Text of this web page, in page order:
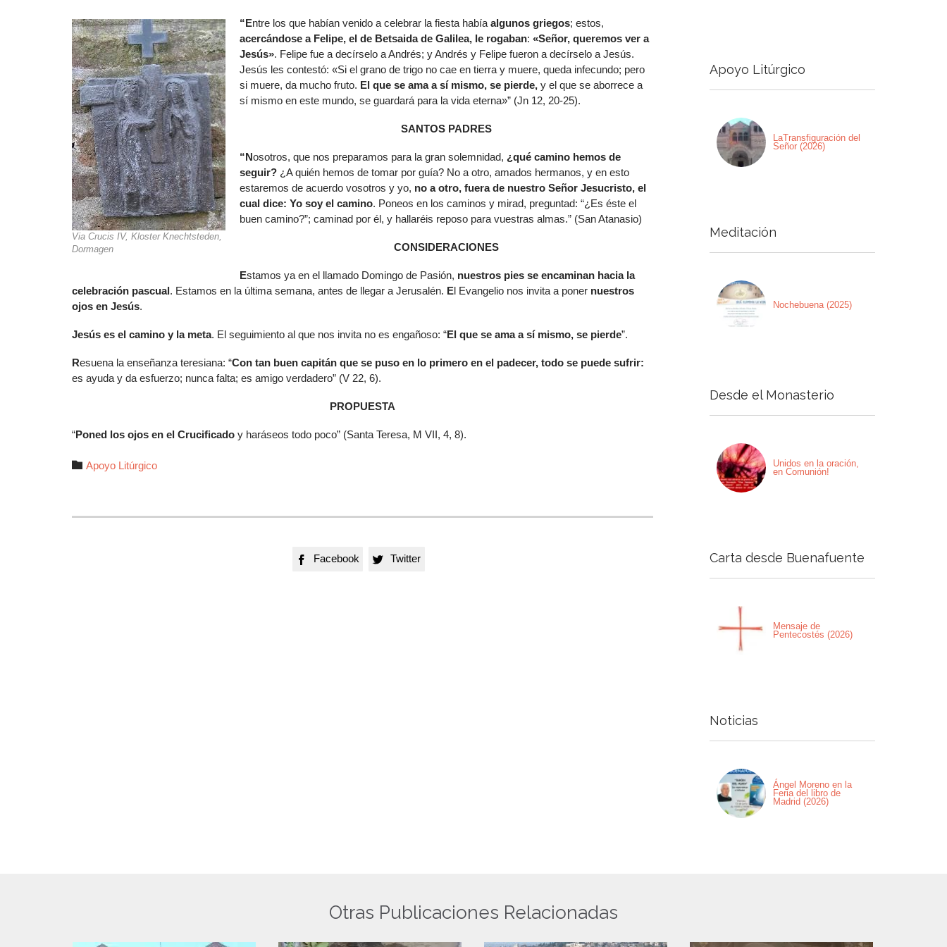
Via Crucis IV, Kloster Knechtsteden,
Dormagen
“Entre los que habían venido a celebrar la fiesta había algunos griegos; estos,
acercándose a Felipe, el de Betsaida de Galilea, le rogaban: «Señor, queremos ver a
Jesús». Felipe fue a decírselo a Andrés; y Andrés y Felipe fueron a decírselo a Jesús.
Jesús les contestó: «Si el grano de trigo no cae en tierra y muere, queda infecundo; pero
si muere, da mucho fruto. El que se ama a sí mismo, se pierde, y el que se aborrece a
sí mismo en este mundo, se guardará para la vida eterna»” (Jn 12, 20-25).
SANTOS PADRES
“Nosotros, que nos preparamos para la gran solemnidad, ¿qué camino hemos de
seguir? ¿A quién hemos de tomar por guía? No a otro, amados hermanos, y en esto
estaremos de acuerdo vosotros y yo, no a otro, fuera de nuestro Señor Jesucristo, el
cual dice: Yo soy el camino. Poneos en los caminos y mirad, preguntad: “¿Es éste el
buen camino?”; caminad por él, y hallaréis reposo para vuestras almas.” (San Atanasio)
CONSIDERACIONES
Estamos ya en el llamado Domingo de Pasión, nuestros pies se encaminan hacia la
celebración pascual. Estamos en la última semana, antes de llegar a Jerusalén. El Evangelio nos invita a poner nuestros
ojos en Jesús.
Jesús es el camino y la meta. El seguimiento al que nos invita no es engañoso: “El que se ama a sí mismo, se pierde”.
Resuena la enseñanza teresiana: “Con tan buen capitán que se puso en lo primero en el padecer, todo se puede sufrir:
es ayuda y da esfuerzo; nunca falta; es amigo verdadero” (V 22, 6).
PROPUESTA
“Poned los ojos en el Crucificado y haráseos todo poco” (Santa Teresa, M VII, 4, 8).
 Autor
Apoyo Litúrgico
 Facebook  Twitter
Apoyo Litúrgico
LaTransfiguración del
Señor (2026)
Meditación
Nochebuena (2025)
Desde el Monasterio
Unidos en la oración,
en Comunión!
Carta desde Buenafuente
Mensaje de
Pentecostés (2026)
Noticias
Ángel Moreno en la
Feria del libro de
Madrid (2026)
Otras Publicaciones Relacionadas